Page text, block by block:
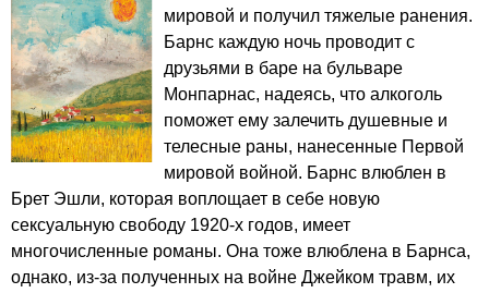
мировой и получил тяжелые ранения.
Барнс каждую ночь проводит с
друзьями в баре на бульваре
Монпарнас, надеясь, что алкоголь
поможет ему залечить душевные и
телесные раны, нанесенные Первой
мировой войной. Барнс влюблен в
Брет Эшли, которая воплощает в себе новую
сексуальную свободу 1920-х годов, имеет
многочисленные романы. Она тоже влюблена в Барнса,
однако, из-за полученных на войне Джейком травм, их